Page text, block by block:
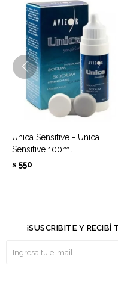
Unica Sensitive - Unica
Sensitive 100ml
$ 550
¡SUSCRIBITE Y RECIBÍ